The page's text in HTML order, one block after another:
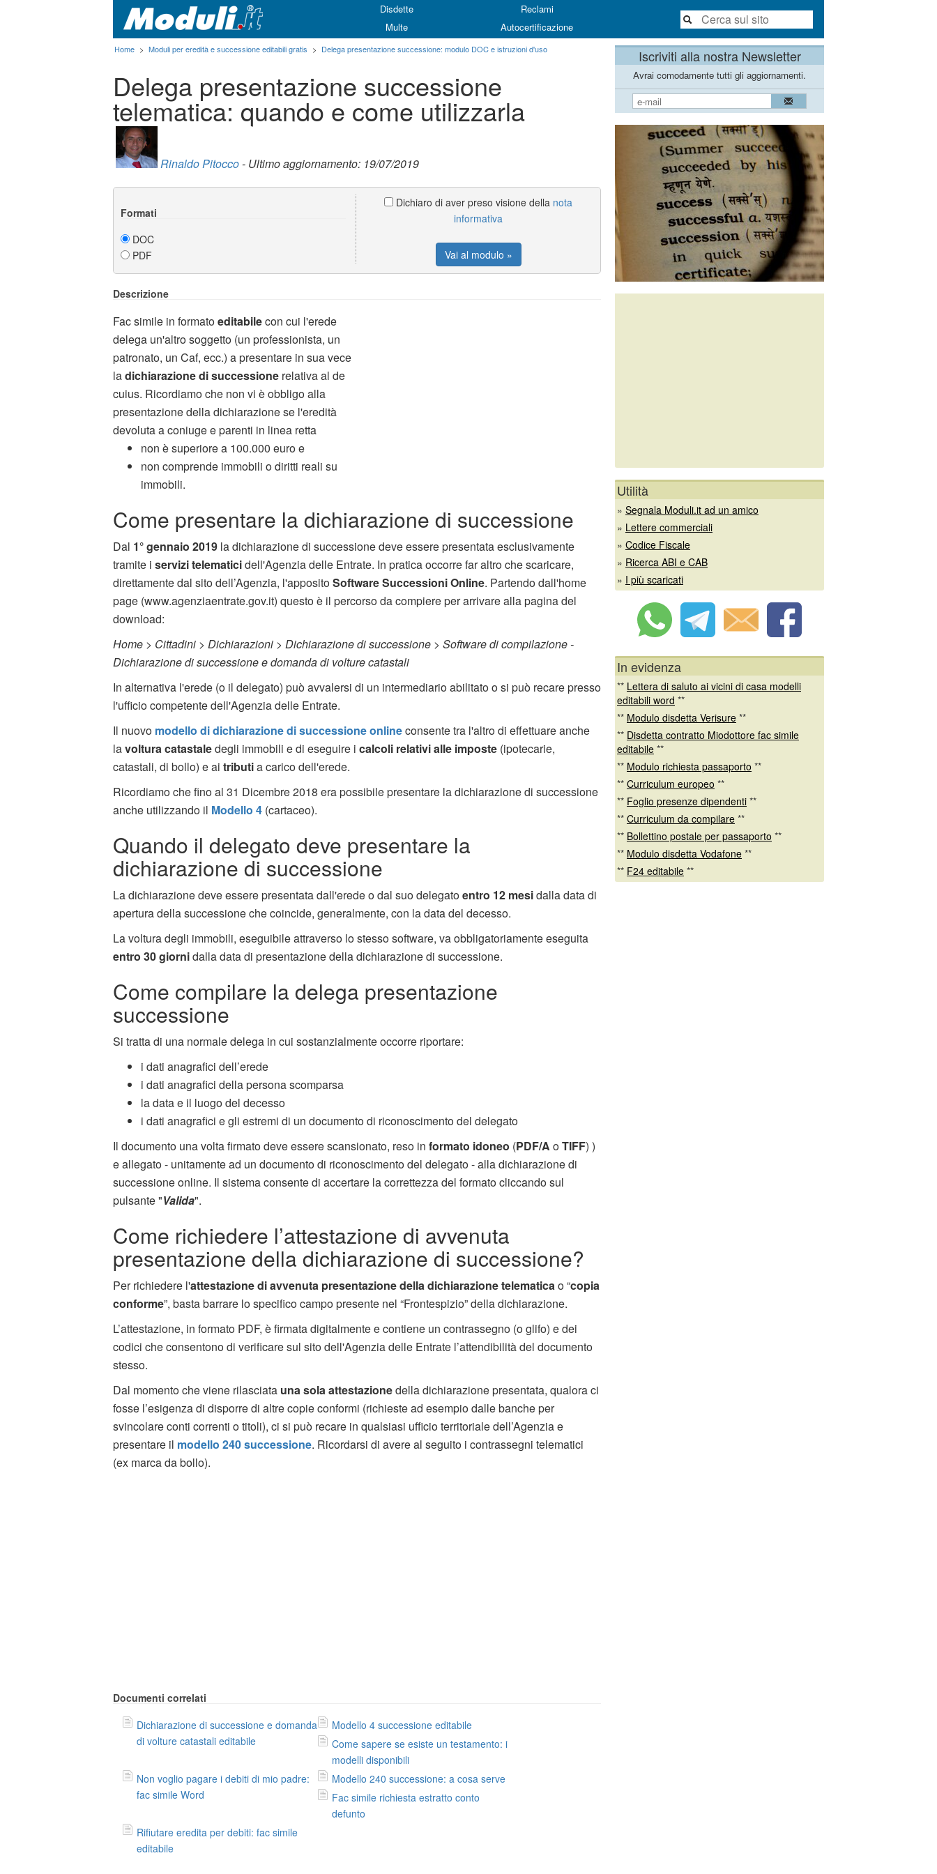
Disdette
Reclami
Multe
Autocertificazione
Home > Moduli per eredità e successione editabili gratis > Delega presentazione successione: modulo DOC e istruzioni d'uso
Delega presentazione successione
telematica: quando e come utilizzarla
Rinaldo Pitocco- Ultimo aggiornamento: 19/07/2019
Formati
DOC
PDF
Dichiaro di aver preso visione della nota
informativa
Vai al modulo »
Descrizione
Fac simile in formatoeditabilecon cui l'erede
delega un'altro soggetto (un professionista, un
patronato, un Caf, ecc.) a presentare in sua vece
ladichiarazione di successione relativa al de
cuius. Ricordiamo che non vi è obbligo alla
presentazione della dichiarazione se l'eredità
devoluta a coniuge e parenti in linea retta
non è superiore a 100.000 euro e
non comprende immobili o diritti reali su
immobili.
Come presentare la dichiarazione di successione
Dal 1° gennaio 2019 la dichiarazione di successione deve essere presentata esclusivamente
tramite i servizi telematicidell'Agenzia delle Entrate. In pratica occorre far altro che scaricare,
direttamente dal sito dell’Agenzia, l'appositoSoftware Successioni Online. Partendo dall'home
page (www.agenziaentrate.gov.it) questo è il percorso da compiere per arrivare alla pagina del
download:
Home > Cittadini > Dichiarazioni > Dichiarazione di successione > Software di compilazione -
Dichiarazione di successione e domanda di volture catastali
In alternativa l'erede (o il delegato) può avvalersi di un intermediario abilitato o si può recare presso
l'ufficio competente dell'Agenzia delle Entrate.
Il nuovo modello di dichiarazione di successione onlineconsente tra l'altro di effettuare anche
lavoltura catastaledegli immobili e di eseguire i calcoli relativi alle imposte (ipotecarie,
catastali, di bollo) e ai tributia carico dell'erede.
Ricordiamo che fino al 31 Dicembre 2018 era possibile presentare la dichiarazione di successione
anche utilizzando il Modello 4 (cartaceo).
Quando il delegato deve presentare la
dichiarazione di successione
La dichiarazione deve essere presentata dall'erede o dal suo delegatoentro 12 mesidalla data di
apertura della successione che coincide, generalmente, con la data del decesso.
La voltura degli immobili, eseguibile attraverso lo stesso software, va obbligatoriamente eseguita
entro 30 giornidalla data di presentazione della dichiarazione di successione.
Come compilare la delega presentazione
successione
Si tratta di una normale delega in cui sostanzialmente occorre riportare:
i dati anagrafici dell’erede
i dati anagrafici della persona scomparsa
la data e il luogo del decesso
i dati anagrafici e gli estremi di un documento di riconoscimento del delegato
Il documento una volta firmato deve essere scansionato, reso in formato idoneo (PDF/A oTIFF) )
e allegato - unitamente ad un documento di riconoscimento del delegato - alla dichiarazione di
successione online. Il sistema consente di accertare la correttezza del formato cliccando sul
pulsante "Valida".
Come richiedere l’attestazione di avvenuta
presentazione della dichiarazione di successione?
Per richiedere l'attestazione di avvenuta presentazione della dichiarazione telematica o “copia
conforme”, basta barrare lo specifico campo presente nel “Frontespizio” della dichiarazione.
L’attestazione, in formato PDF, è firmata digitalmente e contiene un contrassegno (o glifo) e dei
codici che consentono di verificare sul sito dell'Agenzia delle Entrate l’attendibilità del documento
stesso.
Dal momento che viene rilasciata una sola attestazionedella dichiarazione presentata, qualora ci
fosse l’esigenza di disporre di altre copie conformi (richieste ad esempio dalle banche per
svincolare conti correnti o titoli), ci si può recare in qualsiasi ufficio territoriale dell’Agenzia e
presentare il modello 240 successione. Ricordarsi di avere al seguito i contrassegni telematici
(ex marca da bollo).
Documenti correlati
Dichiarazione di successione e domanda
di volture catastali editabile
Modello 4 successione editabile
Come sapere se esiste un testamento: i
modelli disponibili
Non voglio pagare i debiti di mio padre:
fac simile Word
Modello 240 successione: a cosa serve
Fac simile richiesta estratto conto
defunto
Rifiutare eredita per debiti: fac simile
editabile
Iscriviti alla nostra Newsletter
Avrai comodamente tutti gli aggiornamenti.
Utilità
» Segnala Moduli.it ad un amico
» Lettere commerciali
» Codice Fiscale
» Ricerca ABI e CAB
» I più scaricati
In evidenza
** Lettera di saluto ai vicini di casa modelli
editabili word **
** Modulo disdetta Verisure **
** Disdetta contratto Miodottore fac simile
editabile **
** Modulo richiesta passaporto **
** Curriculum europeo **
** Foglio presenze dipendenti **
** Curriculum da compilare **
** Bollettino postale per passaporto **
** Modulo disdetta Vodafone **
** F24 editabile **